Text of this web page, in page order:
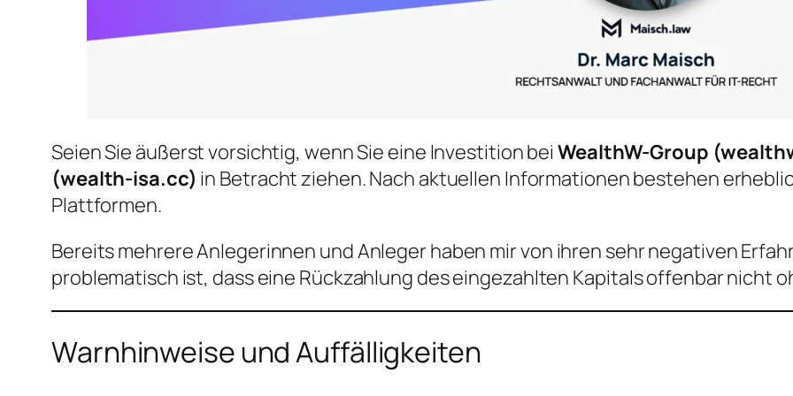
Seien Sie äußerst vorsichtig, wenn Sie eine Investition bei WealthW-Group
(wealth-isa.cc) in Betracht ziehen. Nach aktuellen Informationen bestehen
Plattformen.
Bereits mehrere Anlegerinnen und Anleger haben mir von ihren sehr negativen
problematisch ist, dass eine Rückzahlung des eingezahlten Kapitals offenbar nicht
Warnhinweise und Auffälligkeiten